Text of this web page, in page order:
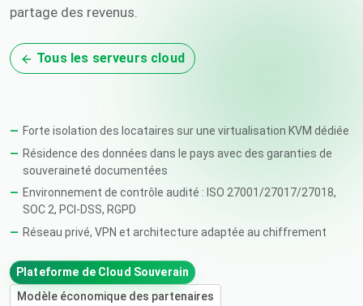
partage des revenus.
Tous les serveurs cloud
Forte isolation des locataires sur une virtualisation KVM dédiée
Résidence des données dans le pays avec des garanties de
souveraineté documentées
Environnement de contrôle audité : ISO 27001/27017/27018,
SOC 2, PCI-DSS, RGPD
Réseau privé, VPN et architecture adaptée au chiffrement
Plateforme de Cloud Souverain
Modèle économique des partenaires